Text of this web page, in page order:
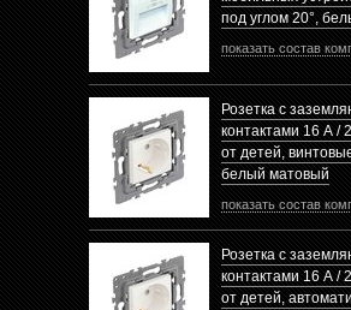
под углом 20°,
показать состав
Розетка с
контактами 16 А /
от детей,
белый матовый
показать состав
Розетка с
контактами 16 А /
от детей,